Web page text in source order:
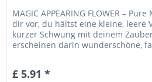
MAGIC APPEARING FLOWER –
dir vor, du hältst eine kleine, leere
kurzer Schwung mit deinem
erscheinen darin wunderschöne,
£ 5.91 *